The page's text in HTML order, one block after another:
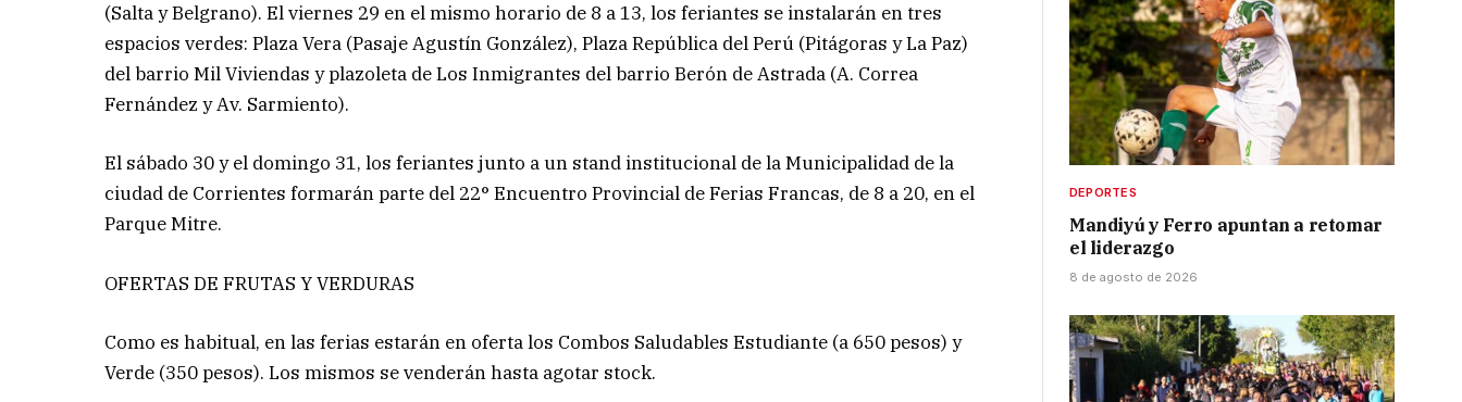
(Salta y Belgrano). El viernes 29 en el mismo horario de 8 a 13, los feriantes se instalarán en tres
espacios verdes: Plaza Vera (Pasaje Agustín González), Plaza República del Perú (Pitágoras y La Paz)
del barrio Mil Viviendas y plazoleta de Los Inmigrantes del barrio Berón de Astrada (A. Correa
Fernández y Av. Sarmiento).
El sábado 30 y el domingo 31, los feriantes junto a un stand institucional de la Municipalidad de la
ciudad de Corrientes formarán parte del 22° Encuentro Provincial de Ferias Francas, de 8 a 20, en el
Parque Mitre.
OFERTAS DE FRUTAS Y VERDURAS
Como es habitual, en las ferias estarán en oferta los Combos Saludables Estudiante (a 650 pesos) y
Verde (350 pesos). Los mismos se venderán hasta agotar stock.
DEPORTES
Mandiyú y Ferro apuntan a retomar
el liderazgo
8 de agosto de 2026